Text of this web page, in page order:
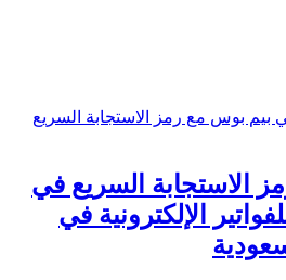
الاستجابة السريع في
الإلكترونية في